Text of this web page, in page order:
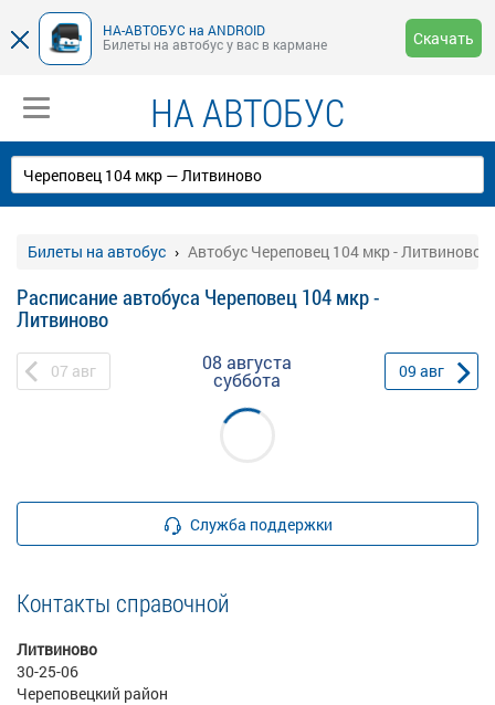
НА-АВТОБУС на ANDROID
Билеты на автобус у вас в кармане
Скачать
НА АВТОБУС
Билеты на автобус Автобус Череповец 104 мкр - Литвиново
Расписание автобуса Череповец 104 мкр -
Литвиново
07 авг 08 августа
суббота 09 авг
Служба поддержки
Контакты справочной
Литвиново
30-25-06
Череповецкий район